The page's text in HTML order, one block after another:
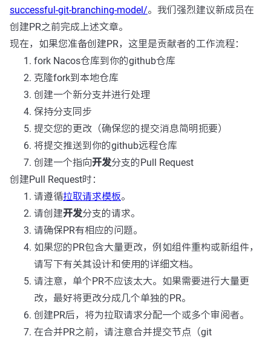
successful-git-branching-model/。我们强烈建议新成员在
创建PR之前完成上述文章。
现在，如果您准备创建PR，这里是贡献者的工作流程：
fork Nacos仓库到你的github仓库
克隆fork到本地仓库
创建一个新分支并进行处理
保持分支同步
提交您的更改（确保您的提交消息简明扼要）
将提交推送到你的github远程仓库
创建一个指向开发分支的Pull Request
创建Pull Request时：
请遵循拉取请求模板。
请创建开发分支的请求。
请确保PR有相应的问题。
如果您的PR包含大量更改，例如组件重构或新组件，
请写下有关其设计和使用的详细文档。
请注意，单个PR不应该太大。如果需要进行大量更
改，最好将更改分成几个单独的PR。
创建PR后，将为拉取请求分配一个或多个审阅者。
在合并PR之前，请注意合并提交节点（git